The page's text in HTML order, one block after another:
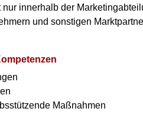
innerhalb der
und sonstigen
Maßnahmen